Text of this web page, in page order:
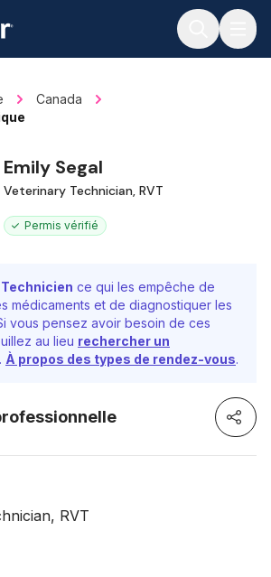
Canada
Emily Segal
Veterinary Technician, RVT
Permis vérifié
Technicien ce qui les empêche de
médicaments et de diagnostiquer les
vous pensez avoir besoin de ces
au lieu rechercher un
. À propos des types de rendez-vous.
RVT